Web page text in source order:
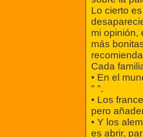
Lo cierto
mi opinión,
más
Cada
• En el
" ".
• Los
pero
• Y los
es abrir,